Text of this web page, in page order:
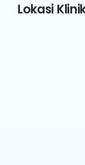
Lokasi